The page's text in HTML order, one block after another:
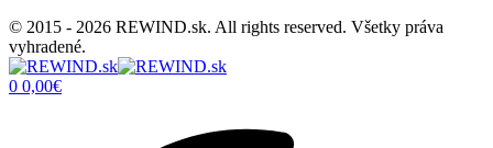
© 2015 - 2026 REWIND.sk. All rights reserved. Všetky práva
vyhradené.
0 0,00€